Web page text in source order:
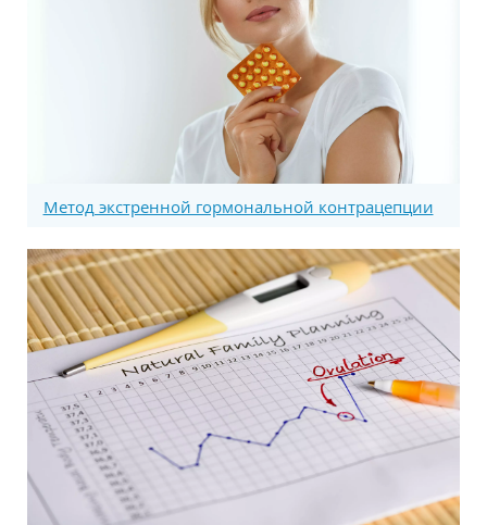
Метод экстренной гормональной контрацепции